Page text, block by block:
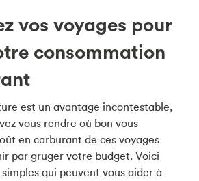
vos voyages pour
consommation
est un avantage incontestable,
vous rendre où bon vous
en carburant de ces voyages
par gruger votre budget. Voici
qui peuvent vous aider à